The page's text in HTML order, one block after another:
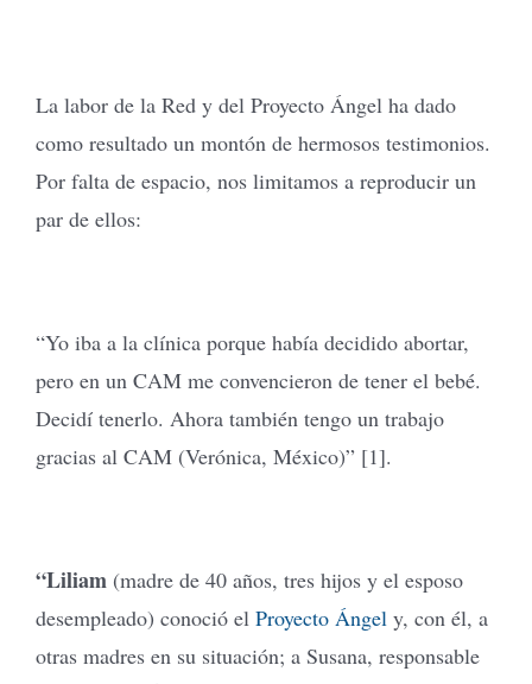
La labor de la Red y del Proyecto Ángel ha dado
como resultado un montón de hermosos testimonios.
Por falta de espacio, nos limitamos a reproducir un
par de ellos:
“Yo iba a la clínica porque había decidido abortar,
pero en un CAM me convencieron de tener el bebé.
Decidí tenerlo. Ahora también tengo un trabajo
gracias al CAM (Verónica, México)” [1].
“Liliam (madre de 40 años, tres hijos y el esposo
desempleado) conoció el Proyecto Ángel y, con él, a
otras madres en su situación; a Susana, responsable